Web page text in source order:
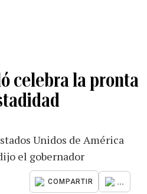
celebra la pronta
Unidos de América
el gobernador
COMPARTIR ...